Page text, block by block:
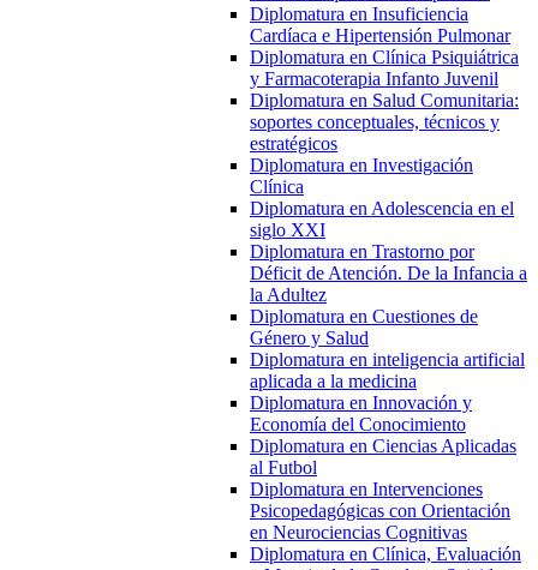
Diplomatura en Insuficiencia
Cardíaca e Hipertensión Pulmonar
Diplomatura en Clínica Psiquiátrica
y Farmacoterapia Infanto Juvenil
Diplomatura en Salud Comunitaria:
soportes conceptuales, técnicos y
estratégicos
Diplomatura en Investigación
Clínica
Diplomatura en Adolescencia en el
siglo XXI
Diplomatura en Trastorno por
Déficit de Atención. De la Infancia a
la Adultez
Diplomatura en Cuestiones de
Género y Salud
Diplomatura en inteligencia artificial
aplicada a la medicina
Diplomatura en Innovación y
Economía del Conocimiento
Diplomatura en Ciencias Aplicadas
al Futbol
Diplomatura en Intervenciones
Psicopedagógicas con Orientación
en Neurociencias Cognitivas
Diplomatura en Clínica, Evaluación